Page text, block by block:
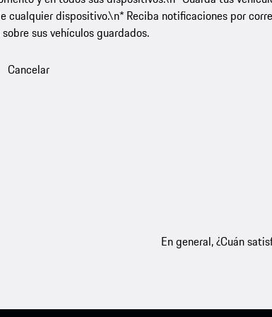
cualquier dispositivo.\n* Reciba notificaciones por
sus vehículos guardados.
Cancelar
En general, ¿Cuán